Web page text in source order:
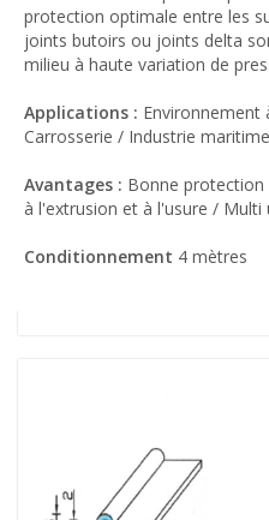
protection optimale entre les
joints butoirs ou joints delta
milieu à haute variation de
Applications : Environnement
Carrosserie / Industrie
Avantages : Bonne protection
à l'extrusion et à l'usure / Multi
Conditionnement 4 mètres